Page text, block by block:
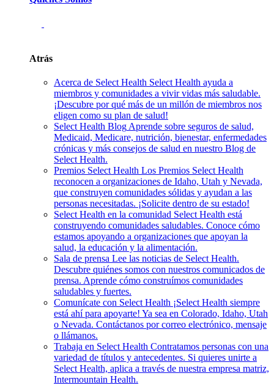
Atrás
Acerca de Select Health Select Health ayuda a
miembros y comunidades a vivir vidas más saludable.
¡Descubre por qué más de un millón de miembros nos
eligen como su plan de salud!
Select Health Blog Aprende sobre seguros de salud,
Medicaid, Medicare, nutrición, bienestar, enfermedades
crónicas y más consejos de salud en nuestro Blog de
Select Health.
Premios Select Health Los Premios Select Health
reconocen a organizaciones de Idaho, Utah y Nevada,
que construyen comunidades sólidas y ayudan a las
personas necesitadas. ¡Solicite dentro de su estado!
Select Health en la comunidad Select Health está
construyendo comunidades saludables. Conoce cómo
estamos apoyando a organizaciones que apoyan la
salud, la educación y la alimentación.
Sala de prensa Lee las noticias de Select Health.
Descubre quiénes somos con nuestros comunicados de
prensa. Aprende cómo construímos comunidades
saludables y fuertes.
Comunícate con Select Health ¡Select Health siempre
está ahí para apoyarte! Ya sea en Colorado, Idaho, Utah
o Nevada. Contáctanos por correo electrónico, mensaje
o llámanos.
Trabaja en Select Health Contratamos personas con una
variedad de títulos y antecedentes. Si quieres unirte a
Select Health, aplica a través de nuestra empresa matriz,
Intermountain Health.